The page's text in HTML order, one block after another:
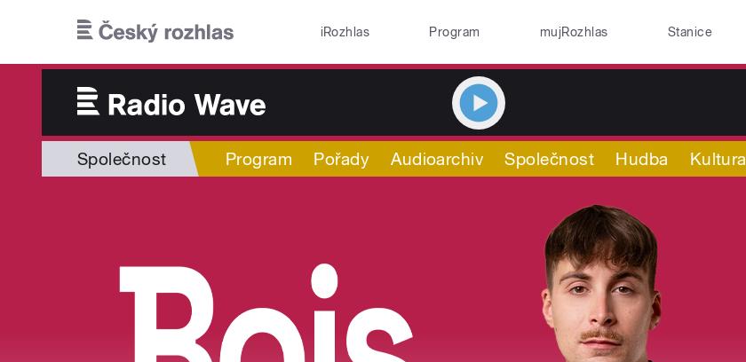
iRozhlas Program mujRozhlas Stanice
Společnost Program Pořady Audioarchiv Společnost Hudba Kultura